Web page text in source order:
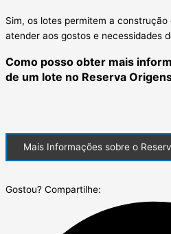
Sim, os lotes permitem a
atender aos gostos e necessidades
Como posso obter mais
de um lote no Reserva
Mais Informações sobre o
Gostou? Compartilhe: